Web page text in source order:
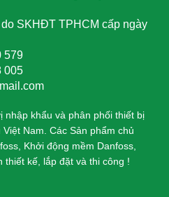
SKHĐT TPHCM cấp ngày
579
005
nhập khẩu và phân phối thiết bị
Nam. Các Sản phẩm chủ
Khởi động mềm Danfoss,
kế, lắp đặt và thi công !